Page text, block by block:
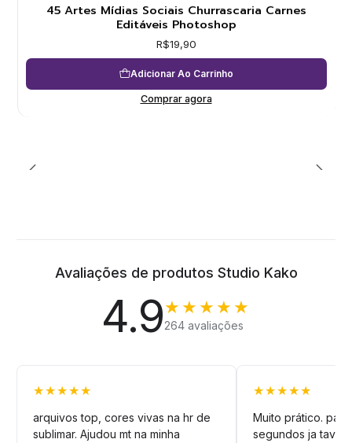
45 Artes Mídias Sociais Churrascaria Carnes
Editáveis Photoshop
R$19,90
Adicionar Ao Carrinho
Comprar agora
Avaliações de produtos Studio Kako
4.9★★★★★
264 avaliações
★★★★★
arquivos top, cores vivas na hr de
sublimar. Ajudou mt na minha
★★★★★
Muito prático.
segundos ja tava